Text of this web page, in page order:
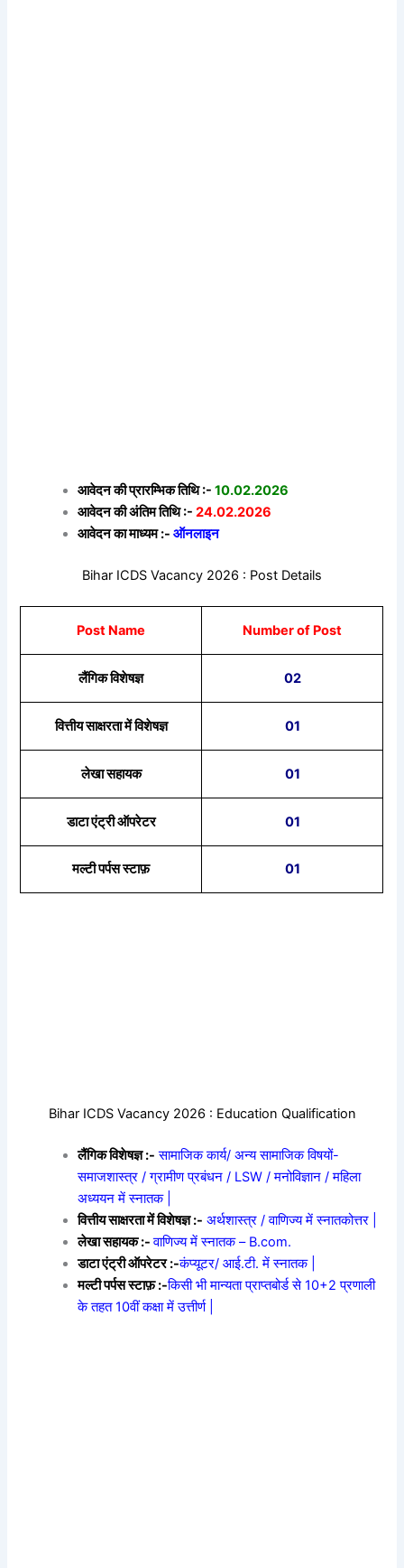
आवेदन की प्रारम्भिक तिथि :-10.02.2026
आवेदन की अंतिम तिथि :- 24.02.2026
आवेदन का माध्यम :-ऑनलाइन
Bihar ICDS Vacancy 2026 : Post Details
Post Name Number of Post
लैंगिक विशेषज्ञ 02
वित्तीय साक्षरता में विशेषज्ञ 01
लेखा सहायक 01
डाटा एंट्री ऑपरेटर 01
मल्टी पर्पस स्टाफ़ 01
Bihar ICDS Vacancy 2026 : Education Qualification
लैंगिक विशेषज्ञ :- सामाजिक कार्य/ अन्य सामाजिक विषयों-
समाजशास्त्र / ग्रामीण प्रबंधन / LSW / मनोविज्ञान / महिला
अध्ययन में स्नातक |
वित्तीय साक्षरता में विशेषज्ञ :- अर्थशास्त्र / वाणिज्य में स्नातकोत्तर |
लेखा सहायक :- वाणिज्य में स्नातक – B.com.
डाटा एंट्री ऑपरेटर :-कंप्यूटर/ आई.टी. में स्नातक |
मल्टी पर्पस स्टाफ़ :-किसी भी मान्यता प्राप्तबोर्ड से 10+2 प्रणाली
के तहत 10वीं कक्षा में उत्तीर्ण |